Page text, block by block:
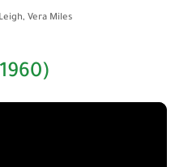
Vera Miles